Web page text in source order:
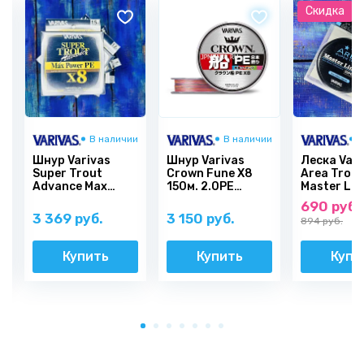
В наличии
Шнур Varivas
Super Trout
Advance Max
3 369 руб.
Купить
В наличии
Шнур Varivas
Crown Fune X8
150м. 2.0PE
3 150 руб.
Купить
Скидка
Леска
Area Trout
Master
Super
690 руб.
894 руб.